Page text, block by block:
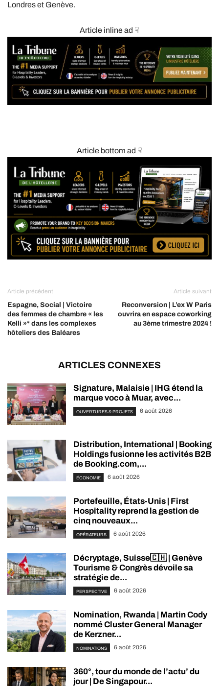
Londres et Genève.
Article inline ad ☟
Article bottom ad ☟
Article précédent
Espagne, Social | Victoire
des femmes de chambre « les
Kelli »* dans les complexes
hôteliers des Baléares
Article suivant
Reconversion | L’ex W Paris
ouvrira en espace coworking
au 3ème trimestre 2024 !
ARTICLES CONNEXES
Signature, Malaisie | IHG étend la
marque voco à Muar, avec...
OUVERTURES & PROJETS 6 août 2026
Distribution, International | Booking
Holdings fusionne les activités B2B
de Booking.com,...
ÉCONOMIE 6 août 2026
Portefeuille, États-Unis | First
Hospitality reprend la gestion de
cinq nouveaux...
OPÉRATEURS 6 août 2026
Décryptage, Suisse🇨🇭 | Genève
Tourisme & Congrès dévoile sa
stratégie de...
PERSPECTIVE 6 août 2026
Nomination, Rwanda | Martin Cody
nommé Cluster General Manager
de Kerzner...
NOMINATIONS 6 août 2026
360°, tour du monde de l’actu’ du
jour | De Singapour...